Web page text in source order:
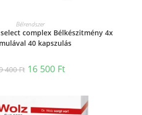
KOSÁRBA TESZEM
Bélrendszer
complex Bélkészitmény 4x
40 kapszulás
400Ft 16 500 Ft